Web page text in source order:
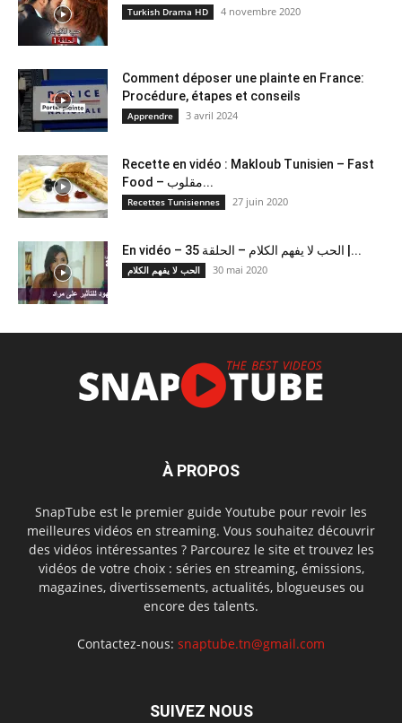
Turkish Drama HD 4 novembre 2020
Comment déposer une plainte en France:
Procédure, étapes et conseils
Apprendre 3 avril 2024
Recette en vidéo : Makloub Tunisien – Fast
Food – مقلوب...
Recettes Tunisiennes 27 juin 2020
En vidéo – الحب لا يفهم الكلام – الحلقة 35 |...
الحب لا يفهم الكلام 30 mai 2020
À PROPOS
SnapTube est le premier guide Youtube pour revoir les
meilleures vidéos en streaming. Vous souhaitez découvrir
des vidéos intéressantes ? Parcourez le site et trouvez les
vidéos de votre choix : séries en streaming, émissions,
magazines, divertissements, actualités, blogueuses ou
encore des talents.
Contactez-nous: snaptube.tn@gmail.com
SUIVEZ NOUS